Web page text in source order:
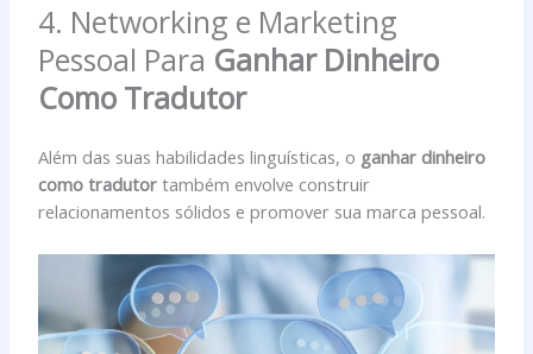
4. Networking e Marketing
Pessoal Para Ganhar Dinheiro
Como Tradutor
Além das suas habilidades linguísticas, o ganhar dinheiro
como tradutor também envolve construir
relacionamentos sólidos e promover sua marca pessoal.